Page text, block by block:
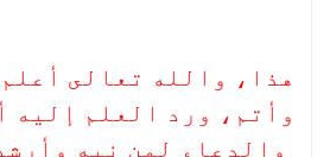
هذا، والله تعالى
وأتم، ورد العلم إليه
والدعاء لمن نبه